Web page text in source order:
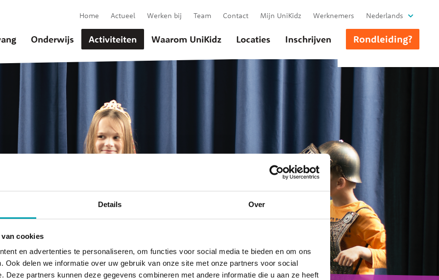
Details Over
cookies
en advertenties te personaliseren, om functies voor social media te bieden en om ons
Ook delen we informatie over uw gebruik van onze site met onze partners voor social
Deze partners kunnen deze gegevens combineren met andere informatie die u aan ze heeft
Onderwijs Activiteiten Waarom UniKidz Locaties Inschrijven Rondleiding?
Home Actueel Werken bij Team Contact Mijn UniKidz Werknemers Nederlands